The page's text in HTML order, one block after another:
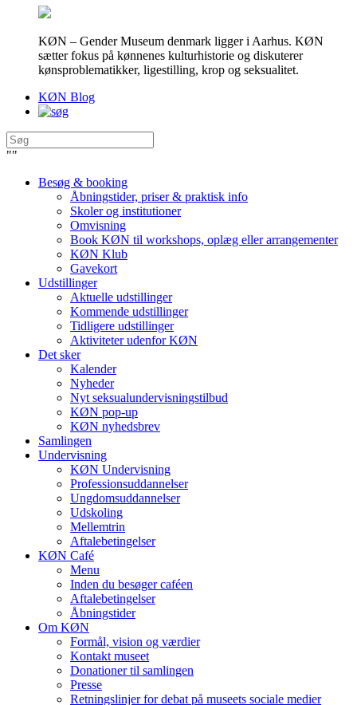
KØN – Gender Museum denmark ligger i Aarhus. KØN
sætter fokus på kønnenes kulturhistorie og diskuterer
kønsproblematikker, ligestilling, krop og seksualitet.
KØN Blog
""
Besøg & booking
Åbningstider, priser & praktisk info
Skoler og institutioner
Omvisning
Book KØN til workshops, oplæg eller arrangementer
KØN Klub
Gavekort
Udstillinger
Aktuelle udstillinger
Kommende udstillinger
Tidligere udstillinger
Aktiviteter udenfor KØN
Det sker
Kalender
Nyheder
Nyt seksualundervisningstilbud
KØN pop-up
KØN nyhedsbrev
Samlingen
Undervisning
KØN Undervisning
Professionsuddannelser
Ungdomsuddannelser
Udskoling
Mellemtrin
Aftalebetingelser
KØN Café
Menu
Inden du besøger caféen
Aftalebetingelser
Åbningstider
Om KØN
Formål, vision og værdier
Kontakt museet
Donationer til samlingen
Presse
Retningslinjer for debat på museets sociale medier